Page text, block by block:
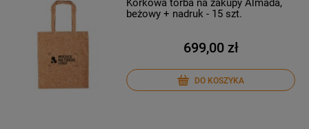
Korkowa torba na zakupy Almada,
beżowy + nadruk - 15 szt.
699,00 zł
DO KOSZYKA